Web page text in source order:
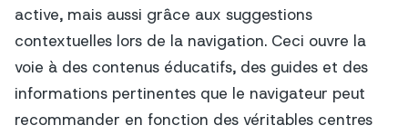
active, mais aussi grâce aux suggestions
contextuelles lors de la navigation. Ceci ouvre la
voie à des contenus éducatifs, des guides et des
informations pertinentes que le navigateur peut
recommander en fonction des véritables centres